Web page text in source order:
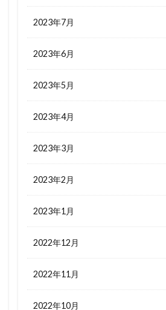
2023年7月
2023年6月
2023年5月
2023年4月
2023年3月
2023年2月
2023年1月
2022年12月
2022年11月
2022年10月